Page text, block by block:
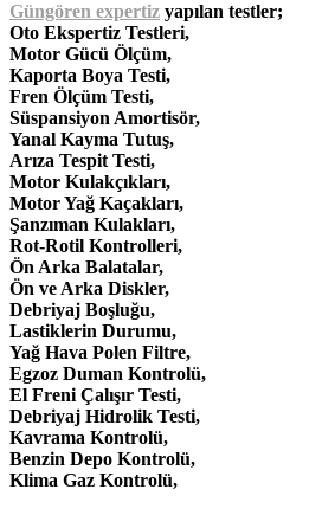
Güngören expertiz yapılan testler;
Oto Ekspertiz Testleri,
Motor Gücü Ölçüm,
Kaporta Boya Testi,
Fren Ölçüm Testi,
Süspansiyon Amortisör,
Yanal Kayma Tutuş,
Arıza Tespit Testi,
Motor Kulakçıkları,
Motor Yağ Kaçakları,
Şanzıman Kulakları,
Rot-Rotil Kontrolleri,
Ön Arka Balatalar,
Ön ve Arka Diskler,
Debriyaj Boşluğu,
Lastiklerin Durumu,
Yağ Hava Polen Filtre,
Egzoz Duman Kontrolü,
El Freni Çalışır Testi,
Debriyaj Hidrolik Testi,
Kavrama Kontrolü,
Benzin Depo Kontrolü,
Klima Gaz Kontrolü,